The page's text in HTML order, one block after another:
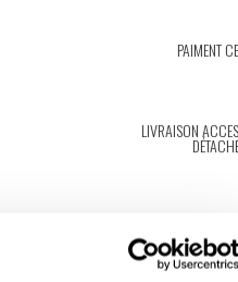
PAIMENT
LIVRAISON
COMMANDE